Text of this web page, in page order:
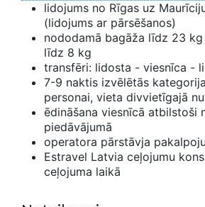
lidojums no Rīgas uz
(lidojums ar pārsēšanos)
nododamā bagāža līdz 23
līdz 8 kg
transfēri: lidosta - viesnīca -
7-9 naktis izvēlētās
personai, vieta divvietīgajā
ēdināšana viesnīcā atbilstoši
piedāvājumā
operatora pārstāvja
Estravel Latvia ceļojumu
ceļojuma laikā